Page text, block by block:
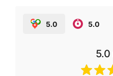
5.0 5.0
5.0